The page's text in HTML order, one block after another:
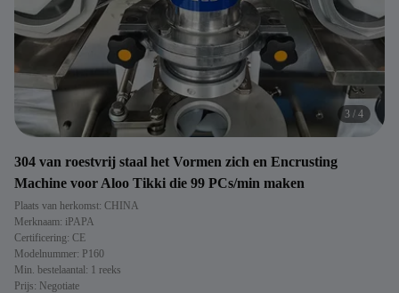
4 / 4
304 van roestvrij staal het Vormen zich en Encrusting
Machine voor Aloo Tikki die 99 PCs/min maken
Plaats van herkomst: CHINA
Merknaam: iPAPA
Certificering: CE
Modelnummer: P160
Min. bestelaantal: 1 reeks
Prijs: Negotiate